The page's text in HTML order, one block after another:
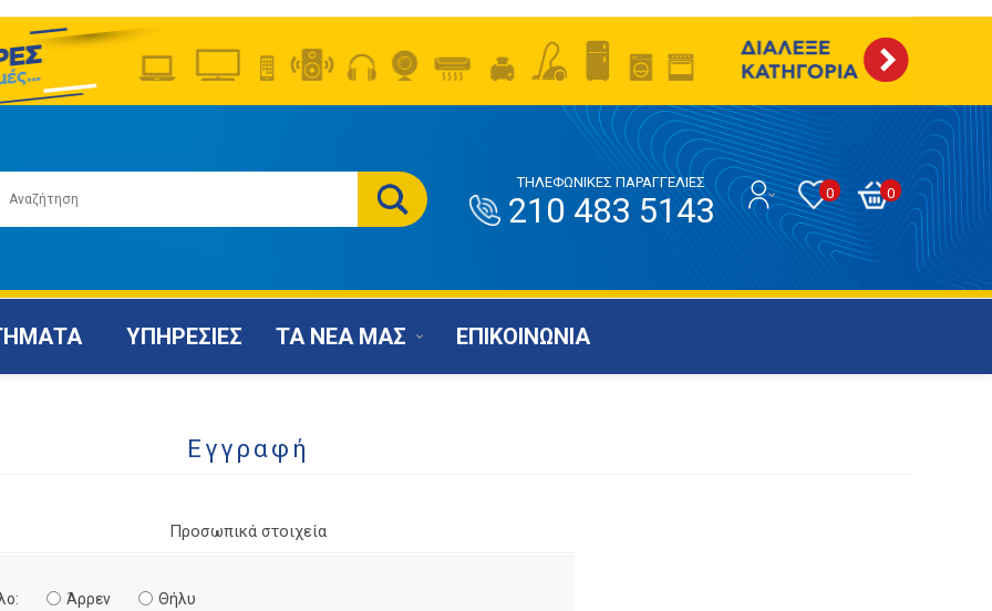
0
0
ΤΗΛΕΦΩΝΙΚΕΣ ΠΑΡΑΓΓΕΛΙΕΣ
210 483 5143
ΥΠΗΡΕΣΙΕΣ ΤΑ ΝΕΑ ΜΑΣ ΕΠΙΚΟΙΝΩΝΙΑ
Εγγραφή
Προσωπικά στοιχεία
Άρρεν Θήλυ